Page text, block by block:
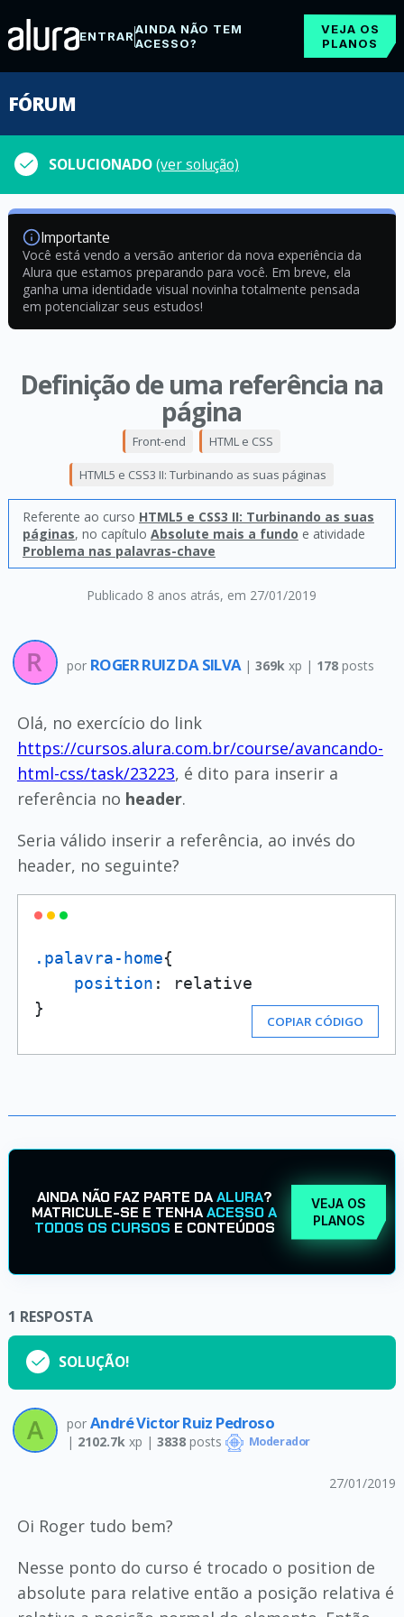
ENTRARAINDA NÃO TEM
ACESSO?
VEJA OS
PLANOS
FÓRUM
SOLUCIONADO(ver solução)
Importante
Você está vendo a versão anterior da nova experiência da
Alura que estamos preparando para você. Em breve, ela
ganha uma identidade visual novinha totalmente pensada
em potencializar seus estudos!
Definição de uma referência na
página
Publicado 8 anos atrás, em 27/01/2019
Front-end HTML e CSS
HTML5 e CSS3 II: Turbinando as suas páginas
Referente ao curso HTML5 e CSS3 II: Turbinando as suas
páginas, no capítulo Absolute mais a fundo e atividade
Problema nas palavras-chave
por ROGER RUIZ DA SILVA | 369k xp | 178posts
Olá, no exercício do link
https://cursos.alura.com.br/course/avancando-
html-css/task/23223, é dito para inserir a
referência no header.
Seria válido inserir a referência, ao invés do
header, no seguinte?
.palavra-home{
position : relative
}
COPIAR CÓDIGO
AINDA NÃO FAZ PARTE DAALURA?
MATRICULE-SE E TENHAACESSO A
TODOS OS CURSOS E CONTEÚDOS
VEJA OS
PLANOS
1 RESPOSTA
SOLUÇÃO!
por André Victor Ruiz Pedroso
| 2102.7k xp | 3838posts Moderador
27/01/2019
Oi Roger tudo bem?
Nesse ponto do curso é trocado o position de
absolute para relative então a posição relativa é